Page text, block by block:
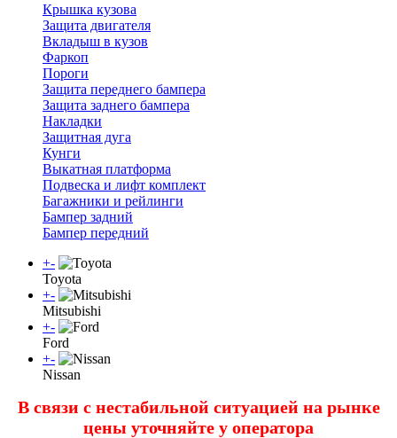
Крышка кузова
Защита двигателя
Вкладыш в кузов
Фаркоп
Пороги
Защита переднего бампера
Защита заднего бампера
Накладки
Защитная дуга
Кунги
Выкатная платформа
Подвеска и лифт комплект
Багажники и рейлинги
Бампер задний
Бампер передний
+-
Toyota
+-
Mitsubishi
+-
Ford
+-
Nissan
В связи с нестабильной ситуацией на рынке
цены уточняйте у оператора